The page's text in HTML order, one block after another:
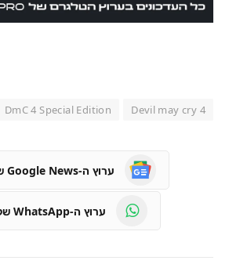
Devil may cry 4
DmC 4 Special Edition
ערוץ ה-Google News של גיימפרו
ערוץ ה-WhatsApp של גיימפרו